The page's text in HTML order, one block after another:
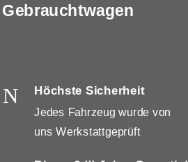
Gebrauchtwagen
N Höchste Sicherheit
Jedes Fahrzeug wurde von
uns Werkstattgeprüft